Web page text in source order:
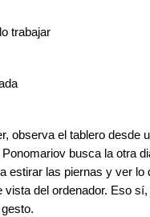
trabajar
observa el tablero desde
busca la otra
estirar las piernas y ver
vista del ordenador. Eso